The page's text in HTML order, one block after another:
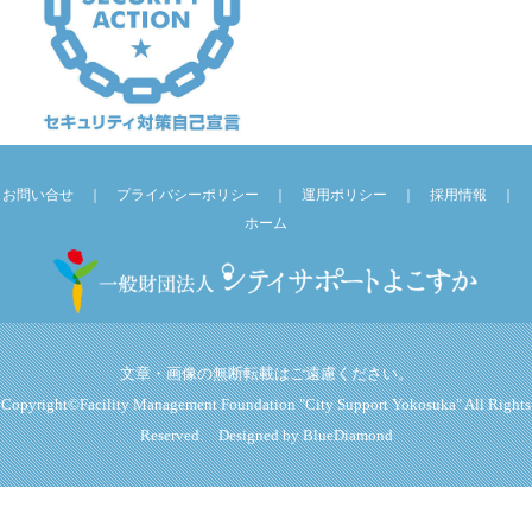
お問い合せ プライバシーポリシー 運用ポリシー 採用情報
ホーム
文章・画像の無断転載はご遠慮ください。
Copyright©Facility Management Foundation "City Support Yokosuka" All Rights
Reserved. Designed byBlueDiamond